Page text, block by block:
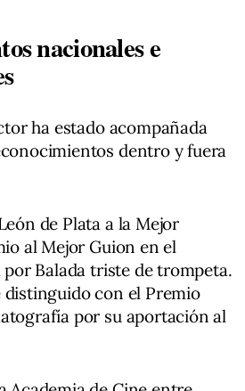
nacionales e
ha estado acompañada
dentro y fuera
de Plata a la Mejor
al Mejor Guion en el
por Balada triste de trompeta.
distinguido con el Premio
por su aportación al